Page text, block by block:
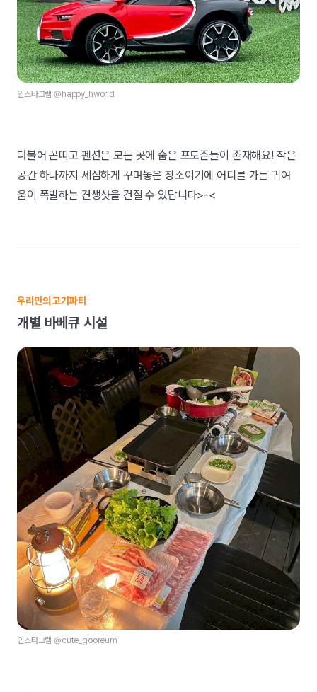
인스타그램 @happy_hworld
더불어 꼰띠고 펜션은 모든 곳에 숨은 포토존들이 존재해요! 작은
공간 하나까지 세심하게 꾸며놓은 장소이기에 어디를 가든 귀여
움이 폭발하는 견생샷을 건질 수 있답니다>-<
우리만의 고기파티
개별 바베큐 시설
인스타그램 @cute_gooreum